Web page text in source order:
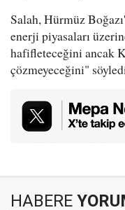
Salah, Hürmüz
enerji piyasaları
hafifleteceğini ancak
çözmeyeceğini"
HABERE